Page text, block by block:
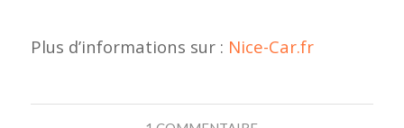
Plus d’informations sur : Nice-Car.fr